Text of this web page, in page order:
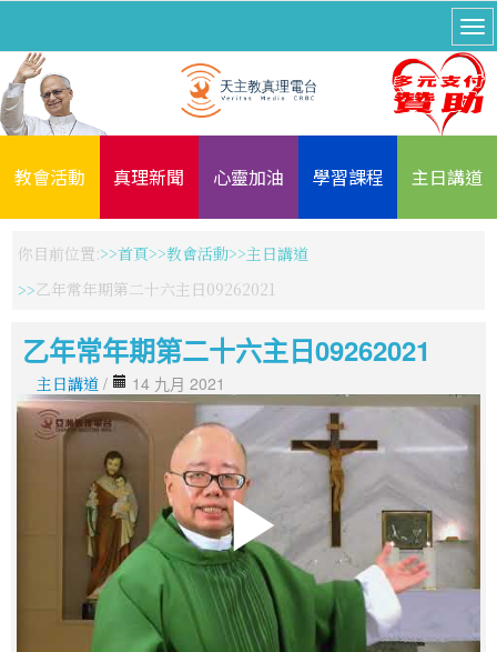
教會活動 真理新聞 心靈加油 學習課程 主日講道
你目前位置: 首頁 教會活動
主日講道
乙年常年期第二十六主日09262021
乙年常年期第二十六主日09262021
主日講道 / 14 九月 2021